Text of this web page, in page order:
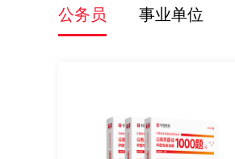
公务员 事业单位